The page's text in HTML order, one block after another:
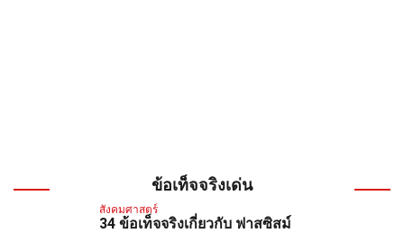
ข้อเท็จจริงเด่น
สังคมศาสตร์
34 ข้อเท็จจริงเกี่ยวกับ ฟาสซิสม์